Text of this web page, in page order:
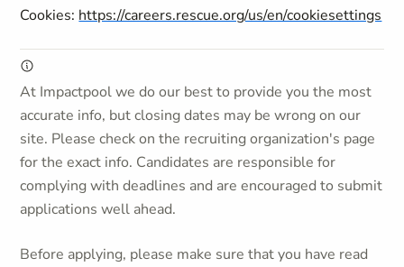
Cookies: https://careers.rescue.org/us/en/cookiesettings
At Impactpool we do our best to provide you the most
accurate info, but closing dates may be wrong on our
site. Please check on the recruiting organization's page
for the exact info. Candidates are responsible for
complying with deadlines and are encouraged to submit
applications well ahead.
Before applying, please make sure that you have read